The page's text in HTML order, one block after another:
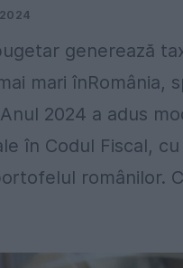
generează
mari înRomânia,
2024 a adus
în Codul Fiscal,
românilor.